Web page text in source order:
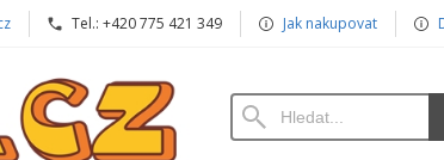
Tel.: +420 775 421 349 Jak nakupovat